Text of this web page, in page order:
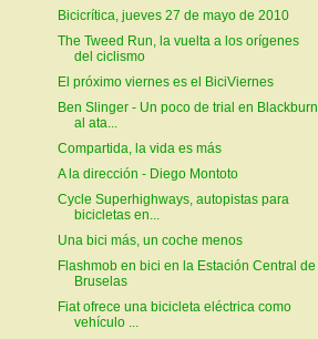
Bicicrítica, jueves 27 de mayo de 2010
The Tweed Run, la vuelta a los orígenes
del ciclismo
El próximo viernes es el BiciViernes
Ben Slinger - Un poco de trial en Blackburn
al ata...
Compartida, la vida es más
A la dirección - Diego Montoto
Cycle Superhighways, autopistas para
bicicletas en...
Una bici más, un coche menos
Flashmob en bici en la Estación Central de
Bruselas
Fiat ofrece una bicicleta eléctrica como
vehículo ...